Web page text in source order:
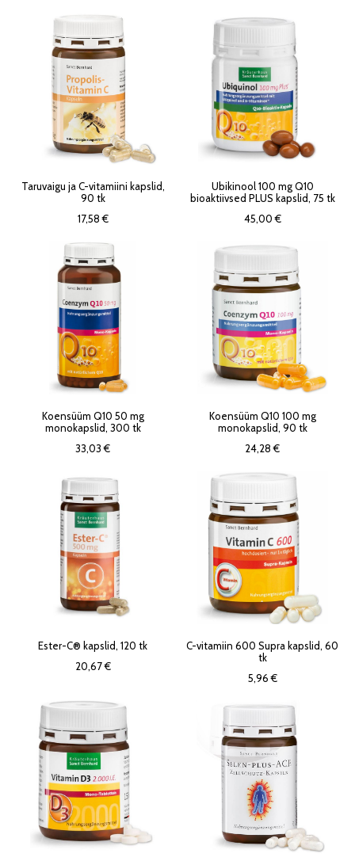
Taruvaigu ja C-vitamiini kapslid,
90 tk
17,58 €
Ubikinool 100 mg Q10
bioaktiivsed PLUS kapslid, 75 tk
45,00 €
Koensüüm Q10 50 mg
monokapslid, 300 tk
33,03 €
Koensüüm Q10 100 mg
monokapslid, 90 tk
24,28 €
Ester-C® kapslid, 120 tk
20,67 €
C-vitamiin 600 Supra kapslid, 60
tk
5,96 €